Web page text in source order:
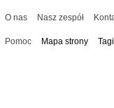
O nas Nasz zespół
Pomoc Mapa strony Tagi